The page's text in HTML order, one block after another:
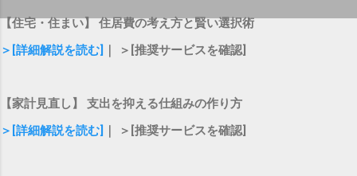
【住宅・住まい】 住居費の考え方と賢い選択術
＞[詳細解説を読む]
｜ ＞[推奨サービスを確認]
【家計見直し】 支出を抑える仕組みの作り方
＞[詳細解説を読む]
｜ ＞[推奨サービスを確認]